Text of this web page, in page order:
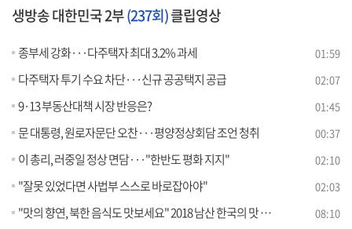
생방송 대한민국 2부(237회)클립영상
종부세 강화···다주택자 최대 3.2% 과세 01:59
다주택자 투기 수요 차단···신규 공공택지 공급 02:07
9·13 부동산대책 시장 반응은? 01:45
문 대통령, 원로자문단 오찬···평양정상회담 조언 청취 00:37
이 총리, 러중일 정상 면담···"한반도 평화 지지" 02:10
"잘못 있었다면 사법부 스스로 바로잡아야" 02:03
"맛의 향연, 북한 음식도 맛보세요" 2018 남산 한국의 맛 축제 08:10